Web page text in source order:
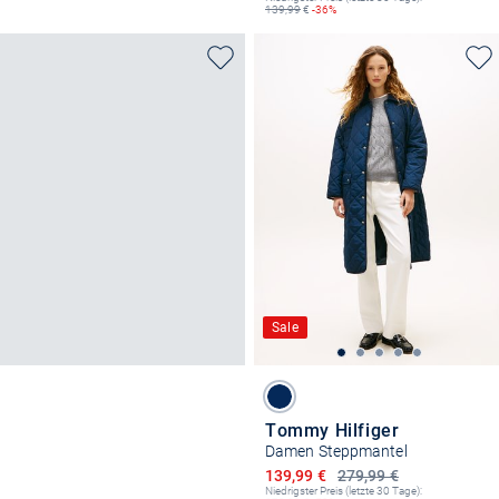
139,99€ -36%
Sale
Tommy Hilfiger
Damen Steppmantel
279,99 €
Ermäßigter Preis
139,99 €
Niedrigster Preis (letzte 30 Tage):